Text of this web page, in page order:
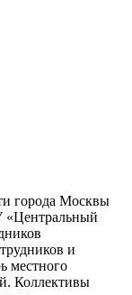
города Москвы
«Центральный
и
местного
Коллективы